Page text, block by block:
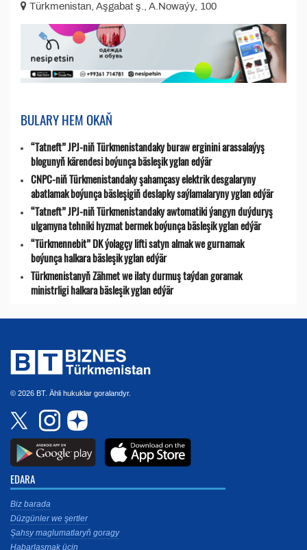
Türkmenistan, Aşgabat ş., A.Nowaýy, 100
BULARY HEM OKAŇ
“Tatneft” JPJ-niň Türkmenistandaky buraw erginini arassalaýyş
blogunyň kärendesi boýunça bäsleşik yglan edýär
CNPC-niň Türkmenistandaky şahamçasy elektrik desgalaryny
abatlamak boýunça bäsleşigiň deslapky saýlamalaryny yglan edýär
“Tatneft” JPJ-niň Türkmenistandaky awtomatiki ýangyn duýduryş
ulgamyna tehniki hyzmat bermek boýunça bäsleşik yglan edýär
“Türkmennebit” DK ýolagçy lifti satyn almak we gurnamak
boýunça halkara bäsleşik yglan edýär
Türkmenistanyň Zähmet we ilaty durmuş taýdan goramak
ministrligi halkara bäsleşik yglan edýär
© 2026 BT. Ähli hukuklar goralandyr.
EDARA
Biz barada
Düzgünler we şertler
Şahsy maglumatlaryň goragy
Habarlaşmak üçin